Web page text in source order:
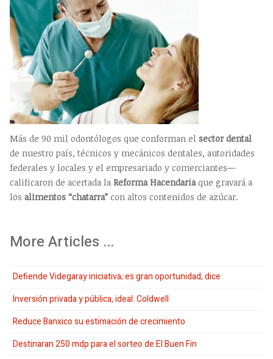
Más de 90 mil odontólogos que conforman el sector dental
de nuestro país, técnicos y mecánicos dentales, autoridades
federales y locales y el empresariado y comerciantes—
calificaron de acertada la Reforma Hacendariaque gravará a
los alimentos “chatarra” con altos contenidos de azúcar.
More Articles ...
Defiende Videgaray iniciativa; es gran oportunidad, dice
Inversión privada y pública, ideal: Coldwell
Reduce Banxico su estimación de crecimiento
Destinaran 250 mdp para el sorteo de El Buen Fin